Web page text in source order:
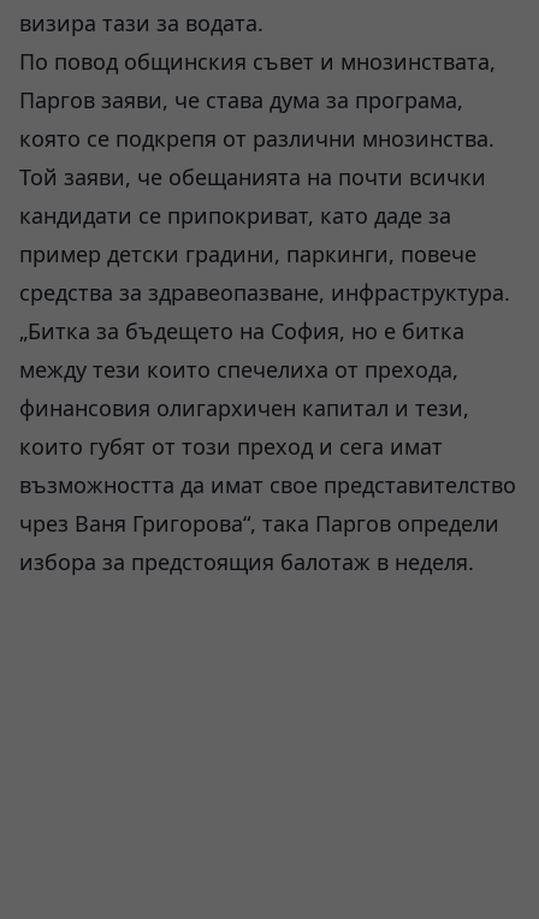
визира тази за водата.
По повод общинския съвет и мнозинствата,
Паргов заяви, че става дума за програма,
която се подкрепя от различни мнозинства.
Той заяви, че обещанията на почти всички
кандидати се припокриват, като даде за
пример детски градини, паркинги, повече
средства за здравеопазване, инфраструктура.
„Битка за бъдещето на София, но е битка
между тези които спечелиха от прехода,
финансовия олигархичен капитал и тези,
които губят от този преход и сега имат
възможността да имат свое представителство
чрез Ваня Григорова“, така Паргов определи
избора за предстоящия балотаж в неделя.